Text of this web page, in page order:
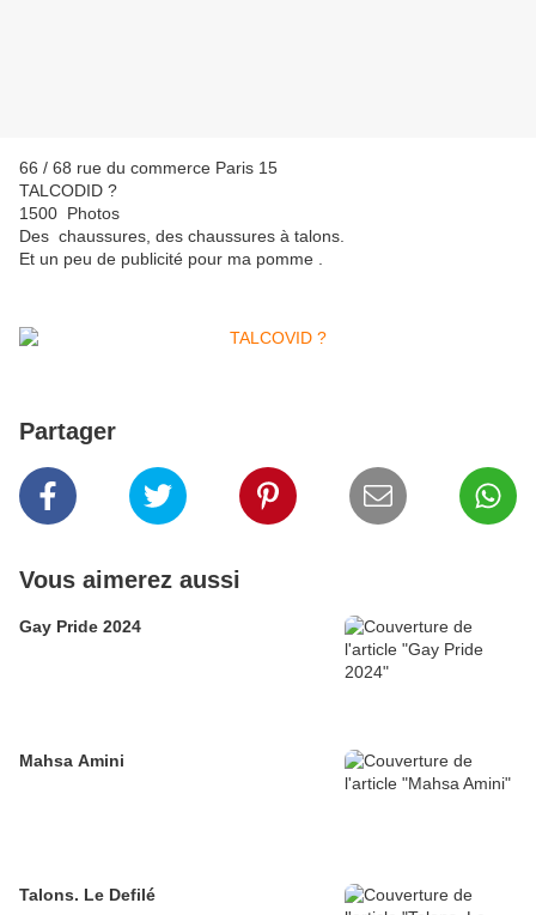
66 / 68 rue du commerce Paris 15
TALCODID ?
1500 Photos
Des chaussures, des chaussures à talons.
Et un peu de publicité pour ma pomme .
Partager
Vous aimerez aussi
Gay Pride 2024
Mahsa Amini
Talons. Le Defilé